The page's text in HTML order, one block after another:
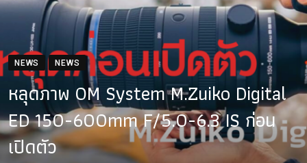
NEWS NEWS
หลุดภาพ OM System M.Zuiko Digital
ED 150-600mm F/5.0-6.3 IS ก่อน
เปิดตัว